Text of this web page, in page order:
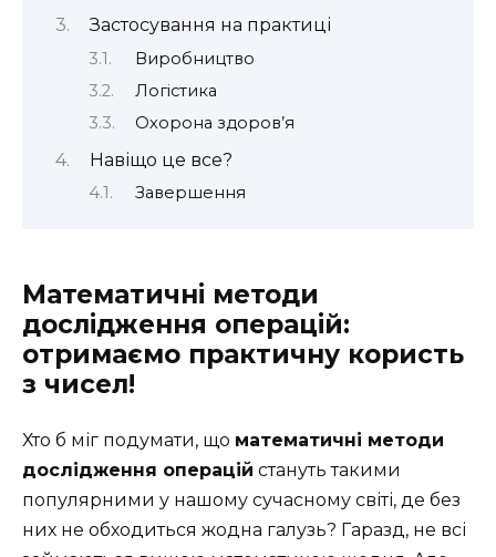
Застосування на практиці
Виробництво
Логістика
Охорона здоров’я
Навіщо це все?
Завершення
Математичні методи
дослідження операцій:
отримаємо практичну користь
з чисел!
Хто б міг подумати, що математичні методи
дослідження операцій стануть такими
популярними у нашому сучасному світі, де без
них не обходиться жодна галузь? Гаразд, не всі